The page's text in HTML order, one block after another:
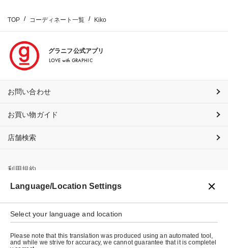
TOP コーディネート一覧 Kiko
グラニフ公式アプリ
LOVE with GRAPHIC
お問い合わせ
お買い物ガイド
店舗検索
利用規約
プライバシーポリシー
特定商取引法に基づく表示
会社概要
Language/Location Settings
Select your language and location
Please note that this translation was produced using an automated tool,
and while we strive for accuracy, we cannot guarantee that it is completel